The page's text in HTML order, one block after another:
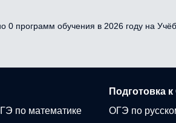
программ обучения в 2026 году на
по математике
Подготовка
ОГЭ по